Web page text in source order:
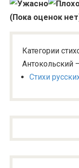
(Пока оценок
Категории
Антокольский
Стихи